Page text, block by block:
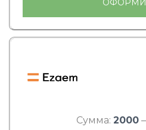
Сумма: 2000